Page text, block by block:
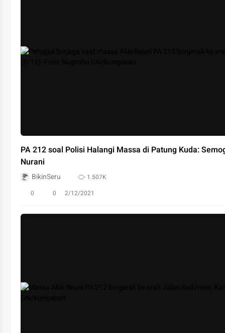
PA 212 soal Polisi Halangi Massa di Patung Kuda:
Nurani
BikinSeru
1.507K
0
0 2/12/2021